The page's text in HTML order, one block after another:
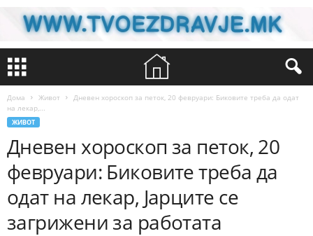
Дома Живот
Дневен хороскоп за петок, 20 февруари: Биковите треба да одат
на лекар,...
ЖИВОТ
Дневен хороскоп за петок, 20
февруари: Биковите треба да
одат на лекар, Јарците се
загрижени за работата